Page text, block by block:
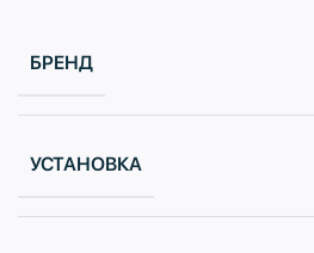
БРЕНД
УСТАНОВКА